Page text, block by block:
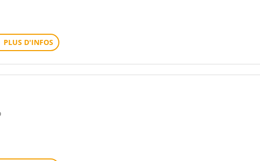
PLUS D'INFOS